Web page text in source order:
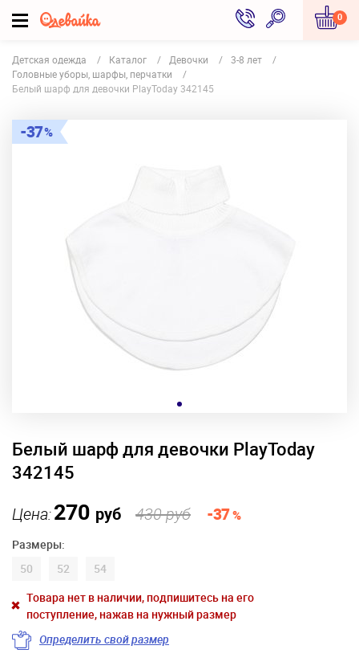
0
Детская одежда Каталог Девочки
3-8 лет
Головные уборы, шарфы, перчатки
Белый шарф для девочки PlayToday 342145
37
Белый шарф для девочки PlayToday
342145
Цена:270 руб 430 руб -37%
Размеры:
50
52
54
Товара нет в наличии, подпишитесь на его
поступление, нажав на нужный размер
Определить свой размер